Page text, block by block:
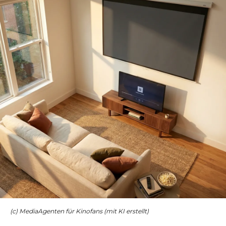
(c) MediaAgenten für Kinofans (mit KI erstellt)